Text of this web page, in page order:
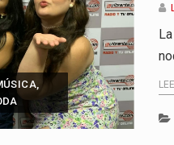
La colaboración, inspirada
La comedia romántica
La poeta, cantante,